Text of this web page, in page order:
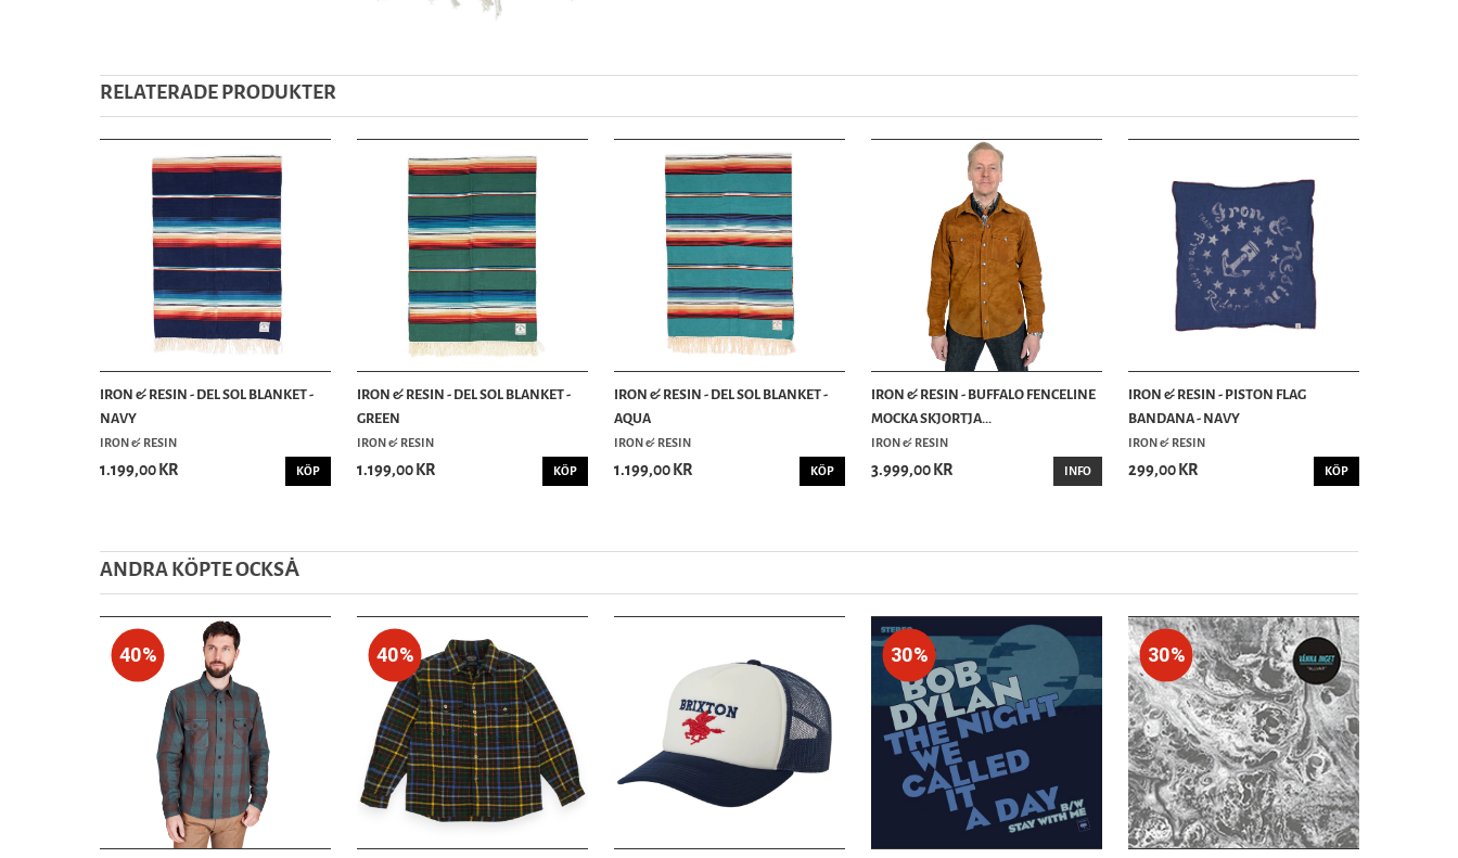
RELATERADE PRODUKTER
IRON & RESIN - DEL SOL BLANKET -
NAVY
IRON & RESIN
1.199,00 KR KÖP
IRON & RESIN - DEL SOL BLANKET -
GREEN
IRON & RESIN
1.199,00 KR KÖP
IRON & RESIN - DEL SOL BLANKET -
AQUA
IRON & RESIN
1.199,00 KR KÖP
IRON & RESIN - BUFFALO FENCELINE
MOCKA SKJORTJA...
IRON & RESIN
3.999,00 KR INFO
IRON & RESIN - PISTON FLAG
BANDANA - NAVY
IRON & RESIN
299,00 KR KÖP
ANDRA KÖPTE OCKSȦ
40% 40% 30% 30%